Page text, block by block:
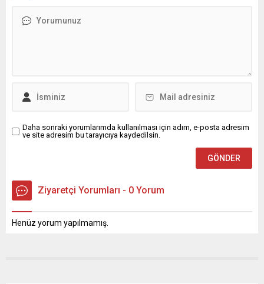
Daha sonraki yorumlarımda kullanılması için adım, e-posta adresim
ve site adresim bu tarayıcıya kaydedilsin.
Ziyaretçi Yorumları - 0 Yorum
Henüz yorum yapılmamış.